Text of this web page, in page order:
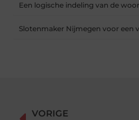
Een logische indeling van de
Slotenmaker Nijmegen voor een
VORIGE